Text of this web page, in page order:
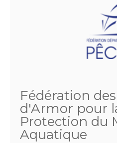
Fédération
d'Armor pour
Protection du
Aquatique